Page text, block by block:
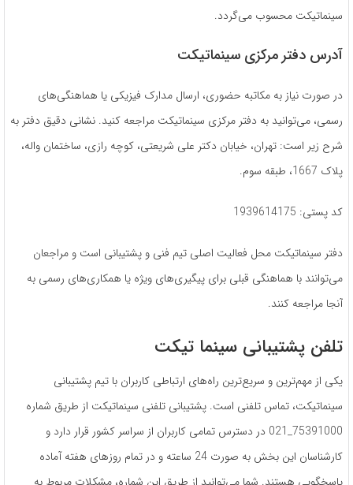
سینماتیکت محسوب می‌گردد.
آدرس دفتر مرکزی سینماتیکت
در صورت نیاز به مکاتبه حضوری، ارسال مدارک فیزیکی یا هماهنگی‌های
رسمی، می‌توانید به دفتر مرکزی سینماتیکت مراجعه کنید. نشانی دقیق دفتر به
شرح زیر است: تهران، خیابان دکتر علی شریعتی، کوچه رازی، ساختمان واله،
پلاک 1667، طبقه سوم.
کد پستی: 1939614175
دفتر سینماتیکت محل فعالیت اصلی تیم فنی و پشتیبانی است و مراجعان
می‌توانند با هماهنگی قبلی برای پیگیری‌های ویژه یا همکاری‌های رسمی به
آنجا مراجعه کنند.
تلفن پشتیبانی سینما تیکت
یکی از مهم‌ترین و سریع‌ترین راه‌های ارتباطی کاربران با تیم پشتیبانی
سینماتیکت، تماس تلفنی است. پشتیبانی تلفنی سینماتیکت از طریق شماره
75391000_021 در دسترس تمامی کاربران از سراسر کشور قرار دارد و
کارشناسان این بخش به صورت 24 ساعته و در تمام روزهای هفته آماده
پاسخگویی هستند. شما می‌توانید از طریق این شماره، مشکلات مربوط به